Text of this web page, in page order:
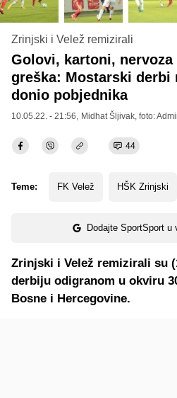
Zrinjski i Velež remizirali
Golovi, kartoni,
greška: Mostarski derbi
donio pobjednika
10.05.22. - 21:56, Midhat Šljivak, foto:
44
Teme: FK Velež HŠK Zrinjski
Dodajte SportSport u
Zrinjski i Velež remizirali su
derbiju odigranom u okviru
Bosne i Hercegovine.